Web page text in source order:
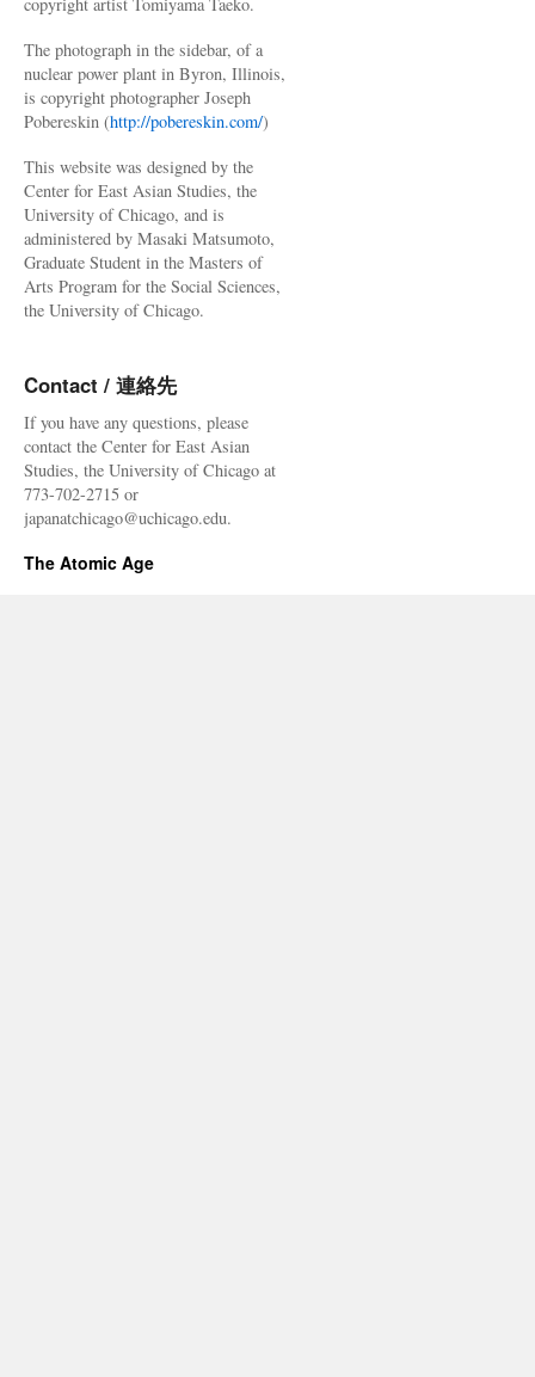
The photograph in the sidebar, of a
nuclear power plant in Byron, Illinois,
is copyright photographer Joseph
Pobereskin (http://pobereskin.com/)
This website was designed by the
Center for East Asian Studies, the
University of Chicago, and is
administered by Masaki Matsumoto,
Graduate Student in the Masters of
Arts Program for the Social Sciences,
the University of Chicago.
Contact / 連絡先
If you have any questions, please
contact the Center for East Asian
Studies, the University of Chicago at
773-702-2715 or
japanatchicago@uchicago.edu.
The Atomic Age